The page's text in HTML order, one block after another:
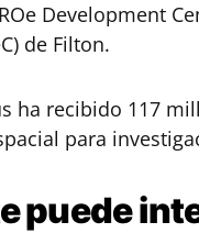
Development
de Filton.
ha recibido 117
para
puede